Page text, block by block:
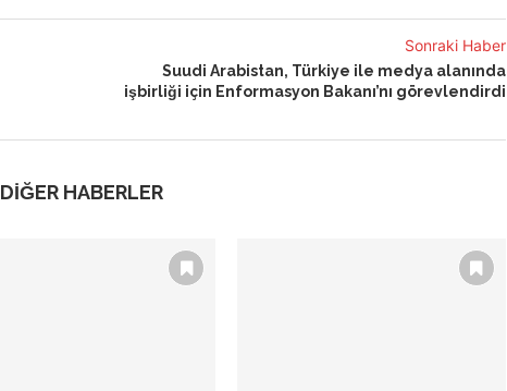
Sonraki Haber
Suudi Arabistan, Türkiye ile medya alanında
işbirliği için Enformasyon Bakanı’nı görevlendirdi
DİĞER HABERLER